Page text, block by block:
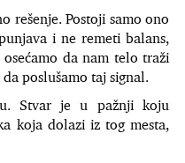
rešenje. Postoji samo ono
i ne remeti balans,
da nam telo traži
poslušamo taj signal.
Stvar je u pažnji koju
koja dolazi iz tog mesta,